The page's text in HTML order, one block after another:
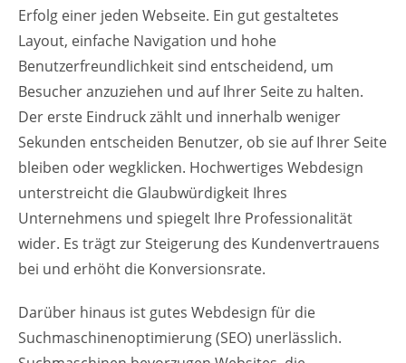
Erfolg einer jeden Webseite. Ein gut gestaltetes
Layout, einfache Navigation und hohe
Benutzerfreundlichkeit sind entscheidend, um
Besucher anzuziehen und auf Ihrer Seite zu halten.
Der erste Eindruck zählt und innerhalb weniger
Sekunden entscheiden Benutzer, ob sie auf Ihrer Seite
bleiben oder wegklicken. Hochwertiges Webdesign
unterstreicht die Glaubwürdigkeit Ihres
Unternehmens und spiegelt Ihre Professionalität
wider. Es trägt zur Steigerung des Kundenvertrauens
bei und erhöht die Konversionsrate.
Darüber hinaus ist gutes Webdesign für die
Suchmaschinenoptimierung (SEO) unerlässlich.